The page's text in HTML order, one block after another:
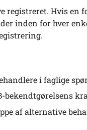
registreret. Hvis en
inden for hver
i faglige
bekendtgørelsens
af alternative